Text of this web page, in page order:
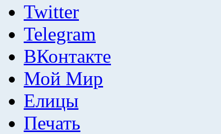
Twitter
Telegram
ВКонтакте
Мой Мир
Елицы
Печать